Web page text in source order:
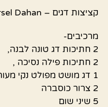
קציצות דגים – Marsel Dahan
מרכיבים-
2 חתיכות דג טונה לבנה,
2 חתיכות פילה נסיכה ,
1 דג מושט מפולט נקי מעור טרי
2 צרור כוסברה
5 שיני שום